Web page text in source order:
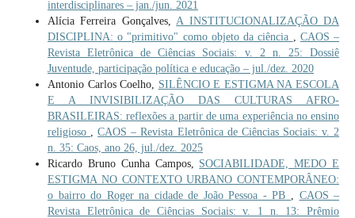
interdisciplinares – jan./jun. 2021
Alícia Ferreira Gonçalves, A INSTITUCIONALIZAÇÃO DA
DISCIPLINA: o "primitivo" como objeto da ciência
CAOS –
Revista Eletrônica de Ciências Sociais: v. 2 n. 25: Dossiê
Juventude, participação política e educação – jul./dez. 2020
Antonio Carlos Coelho, SILÊNCIO E ESTIGMA NA ESCOLA
E A INVISIBILIZAÇÃO DAS CULTURAS AFRO-
BRASILEIRAS: reflexões a partir de uma experiência no ensino
religioso
,CAOS – Revista Eletrônica de Ciências Sociais: v. 2
n. 35: Caos, ano 26, jul./dez. 2025
Ricardo Bruno Cunha Campos, SOCIABILIDADE, MEDO E
ESTIGMA NO CONTEXTO URBANO CONTEMPORÂNEO:
o bairro do Roger na cidade de João Pessoa - PB
CAOS –
Revista Eletrônica de Ciências Sociais: v. 1 n. 13: Prêmio